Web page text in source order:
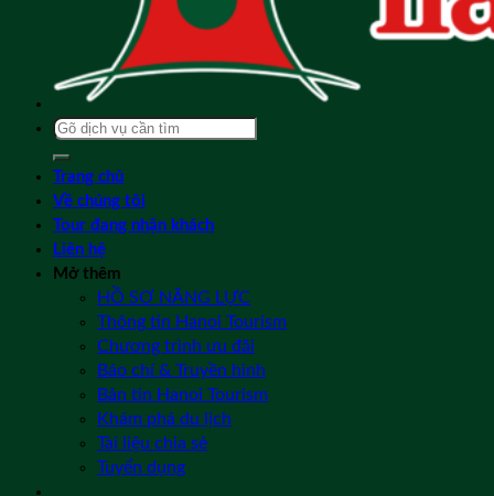
Tìm
kiếm:
Trang chủ
Về chúng tôi
Tour đang nhận khách
Liên hệ
Mở thêm
HỒ SƠ NĂNG LỰC
Thông tin Hanoi Tourism
Chương trình ưu đãi
Báo chí & Truyền hình
Bản tin Hanoi Tourism
Khám phá du lịch
Tài liệu chia sẻ
Tuyển dụng